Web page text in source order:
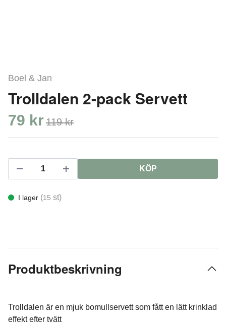
Boel & Jan
Trolldalen 2-pack Servett
79 kr119 kr
KÖP
I lager (15 st)
Produktbeskrivning
Trolldalen är en mjuk bomullservett som fått en lätt krinklad
effekt efter tvätt